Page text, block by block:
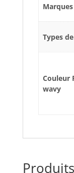
Marques
Types
Couleur
wavy